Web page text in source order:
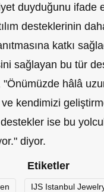
duyduğunu ifade
desteklerinin
katkı
sağlayan bu tür
hâlâ
kendimizi
ise bu
diyor.
Etiketler
IJS Istanbul